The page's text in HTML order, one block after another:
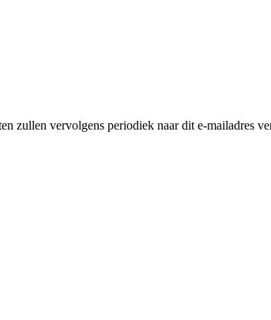
zullen vervolgens periodiek naar dit e-mailadres